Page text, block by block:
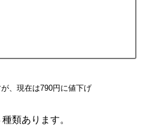
、現在は790円に値下げ
類あります。